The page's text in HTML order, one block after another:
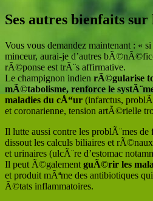
Ses autres bienfaits
Vous vous demandez maintenant : «
minceur, aurai-je d’autres
rÃ©ponse est trÃ¨s affirmative.
Le champignon indien rÃ©gularise
mÃ©tabolisme, renforce le
maladies du cÅ“ur (infarctus,
et coronarienne, tension artÃ©rielle
Il lutte aussi contre les problÃ¨mes
dissout les calculs biliaires et
et urinaires (ulcÃ¨re d’estomac
Il peut Ã©galement guÃ©rir les
et produit mÃªme des antibiotiques
Ã©tats inflammatoires.